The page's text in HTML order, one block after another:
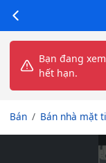
Bạn đang
hết hạn.
Bán Bán nhà mặt